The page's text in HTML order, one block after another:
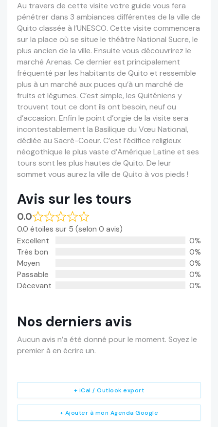
Au travers de cette visite votre guide vous fera
pénétrer dans 3 ambiances différentes de la ville de
Quito classée à l’UNESCO. Cette visite commencera
sur la place où se situe le théâtre National Sucre, le
plus ancien de la ville. Ensuite vous découvrirez le
marché Arenas. Ce dernier est principalement
fréquenté par les habitants de Quito et ressemble
plus à un marché aux puces qu’à un marché de
fruits et légumes. C’est simple, les Quiténiens y
trouvent tout ce dont ils ont besoin, neuf ou
d’accasion. Enfin le point d’orgie de la visite sera
incontestablement la Basilique du Vœu National,
dédiée au Sacré-Coeur. C’est l’édifice religieux
néogothique le plus vaste d’Amérique Latine et ses
tours sont les plus hautes de Quito. De leur
sommet vous aurez la ville de Quito à vos pieds !
Avis sur les tours
0.0
0.0 étoiles sur 5 (selon 0 avis)
Excellent
0%
Très bon
0%
Moyen
0%
Passable
0%
Décevant
0%
Nos derniers avis
Aucun avis n’a été donné pour le moment. Soyez le
premier à en écrire un.
+ Ajouter à mon Agenda Google
+ iCal / Outlook export